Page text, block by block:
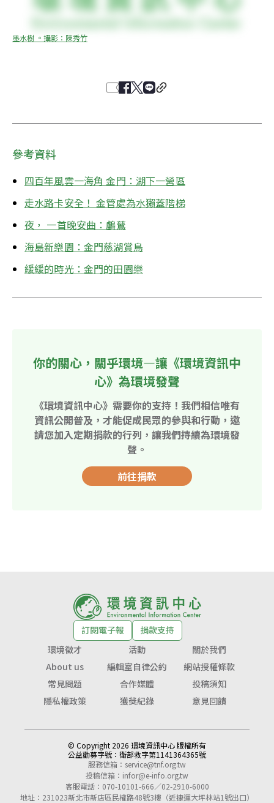
墨水樹 。攝影：陳秀竹
參考資料
四百年風雲一海角 金門：湖下一營區
走水路卡安全！ 金管處為水獺蓋階梯
夜， 一首晚安曲：鸕鶿
海島新樂園：金門慈湖賞鳥
緩緩的時光：金門的田園樂
你的關心，關乎環境—讓《環境資訊中
心》為環境發聲
《環境資訊中心》需要你的支持！我們相信唯有
資訊公開普及，才能促成民眾的參與和行動，邀
請您加入定期捐款的行列，讓我們持續為環境發
聲。
前往捐款
訂閱電子報
捐款支持
環境徵才
活動
關於我們
About us
編輯室自律公約
網站授權條款
常見問題
合作媒體
投稿須知
隱私權政策
獲獎紀錄 意見回饋
© Copyright 2026 環境資訊中心 版權所有
公益勸募字號： 衛部救字第1141364365號
服務信箱： service@tnf.org.tw
投稿信箱： infor@e-info.org.tw
客服電話：070-10101-666／02-2910-6000
地址：231023新北市新店區民權路48號3樓（近捷運大坪林站1號出口）